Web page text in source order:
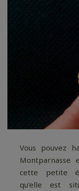
Vous pouvez
Montparnasse
cette petite
qu'elle est